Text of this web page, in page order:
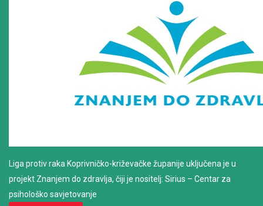
Liga protiv raka Koprivničko-križevačke županije uključena je u
projekt Znanjem do zdravlja, čiji je nositelj: Sirius – Centar za
psihološko savjetovanje